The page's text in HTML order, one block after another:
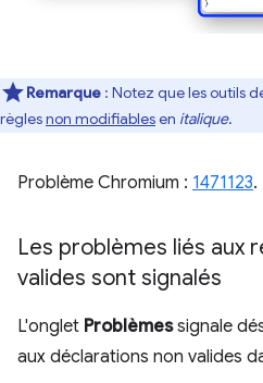
Remarque : Notez que les outils
règlesnon modifiablesen italique.
Problème Chromium : 1471123.
Les problèmes liés aux
valides sont signalés
L'onglet Problèmessignale
aux déclarations non valides